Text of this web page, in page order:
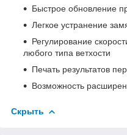
Быстрое обновление
Легкое устранение
Регулирование
любого типа ветхости
Печать результатов
Возможность
Скрыть